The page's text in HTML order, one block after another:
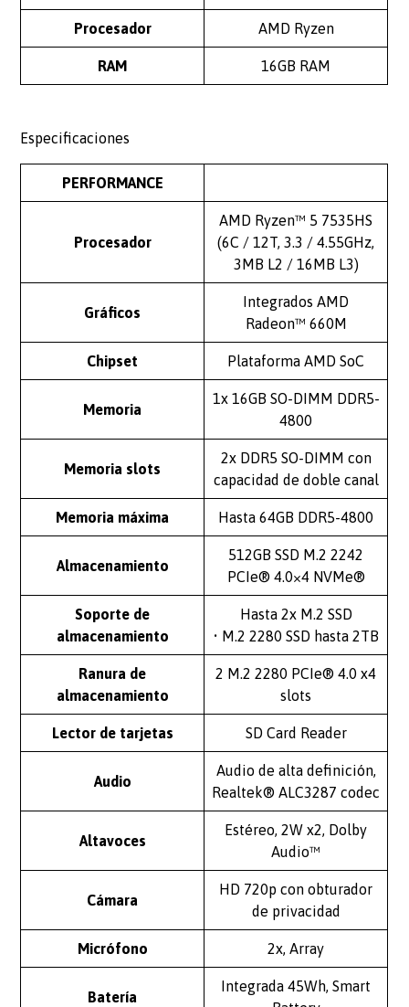
Procesador AMD Ryzen
RAM 16GB RAM
Especificaciones
PERFORMANCE
Procesador
AMD Ryzen™ 5 7535HS
(6C / 12T, 3.3 / 4.55GHz,
3MB L2 / 16MB L3)
Gráficos
Integrados AMD
Radeon™ 660M
Chipset Plataforma AMD SoC
Memoria
1x 16GB SO-DIMM DDR5-
4800
Memoria slots
2x DDR5 SO-DIMM con
capacidad de doble canal
Memoria máxima Hasta 64GB DDR5-4800
Almacenamiento
512GB SSD M.2 2242
PCIe® 4.0×4 NVMe®
Soporte de
almacenamiento
Hasta 2x M.2 SSD
• M.2 2280 SSD hasta 2TB
Ranura de
almacenamiento
2 M.2 2280 PCIe® 4.0 x4
slots
Lector de tarjetas SD Card Reader
Audio
Audio de alta definición,
Realtek® ALC3287 codec
Altavoces
Estéreo, 2W x2, Dolby
Audio™
Cámara
HD 720p con obturador
de privacidad
Micrófono 2x, Array
Batería
Integrada 45Wh, Smart